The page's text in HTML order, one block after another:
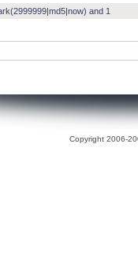
and 1
Copyright 2006-